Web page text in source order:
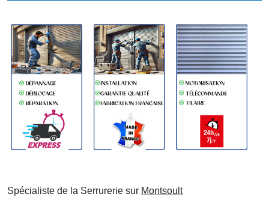
Spécialiste de la Serrurerie sur Montsoult